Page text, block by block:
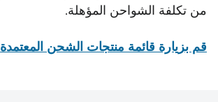
من تكلفة الشواحن المؤهلة.
قم بزيارة قائمة منتجات الشحن المعتمدة